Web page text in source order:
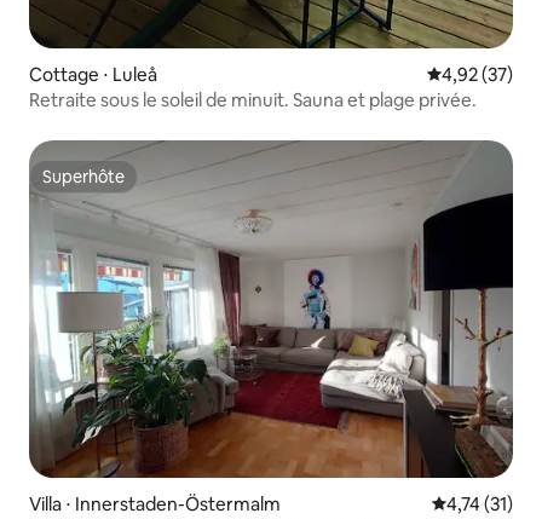
Cottage ⋅ Luleå Évaluation
4,92 (37)
Retraite sous le soleil de minuit. Sauna et plage privée.
Superhôte
Superhôte
Villa ⋅ Innerstaden-Östermalm Évaluation
4,74 (31)